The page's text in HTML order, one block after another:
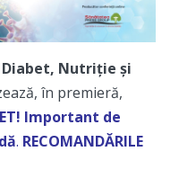
Diabet, Nutriție și
în premieră,
Important de
. RECOMANDĂRILE